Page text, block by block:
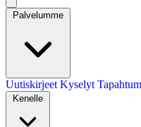
Palvelumme
Uutiskirjeet Kyselyt
Kenelle